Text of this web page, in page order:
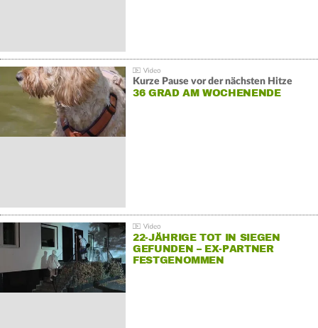
Kurze Pause vor der nächsten Hitze
36 GRAD AM WOCHENENDE
22-JÄHRIGE TOT IN SIEGEN
GEFUNDEN – EX-PARTNER
FESTGENOMMEN